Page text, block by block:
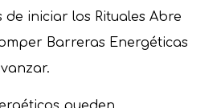
de iniciar los Rituales Abre
Barreras Energéticas